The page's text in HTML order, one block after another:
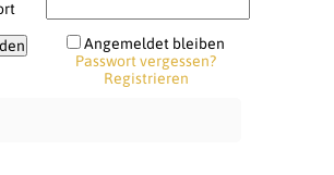
Angemeldet bleiben
Passwort vergessen?
Registrieren